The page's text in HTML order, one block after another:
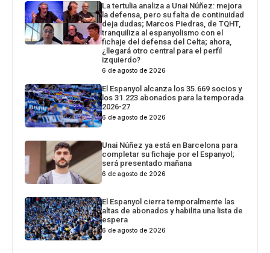
La tertulia analiza a Unai Núñez: mejora
la defensa, pero su falta de continuidad
deja dudas; Marcos Piedras, de TQHT,
tranquiliza al espanyolismo con el
fichaje del defensa del Celta; ahora,
¿llegará otro central para el perfil
izquierdo?
6 de agosto de 2026
El Espanyol alcanza los 35.669 socios y
los 31.223 abonados para la temporada
2026-27
6 de agosto de 2026
Unai Núñez ya está en Barcelona para
completar su fichaje por el Espanyol;
será presentado mañana
6 de agosto de 2026
El Espanyol cierra temporalmente las
altas de abonados y habilita una lista de
espera
6 de agosto de 2026